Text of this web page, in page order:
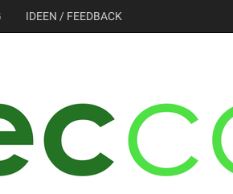
IDEEN / FEEDBACK